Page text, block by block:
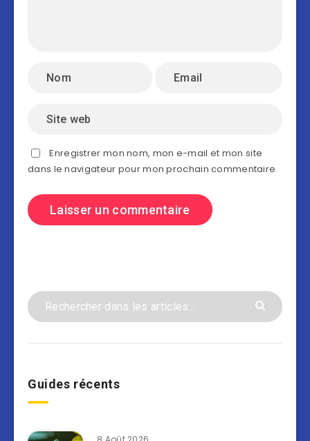
Enregistrer mon nom, mon e-mail et mon site
dans le navigateur pour mon prochain commentaire.
Guides récents